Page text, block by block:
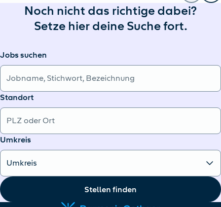
Noch nicht das richtige dabei?
Setze hier deine Suche fort.
Jobs suchen
Standort
Umkreis
Stellen finden